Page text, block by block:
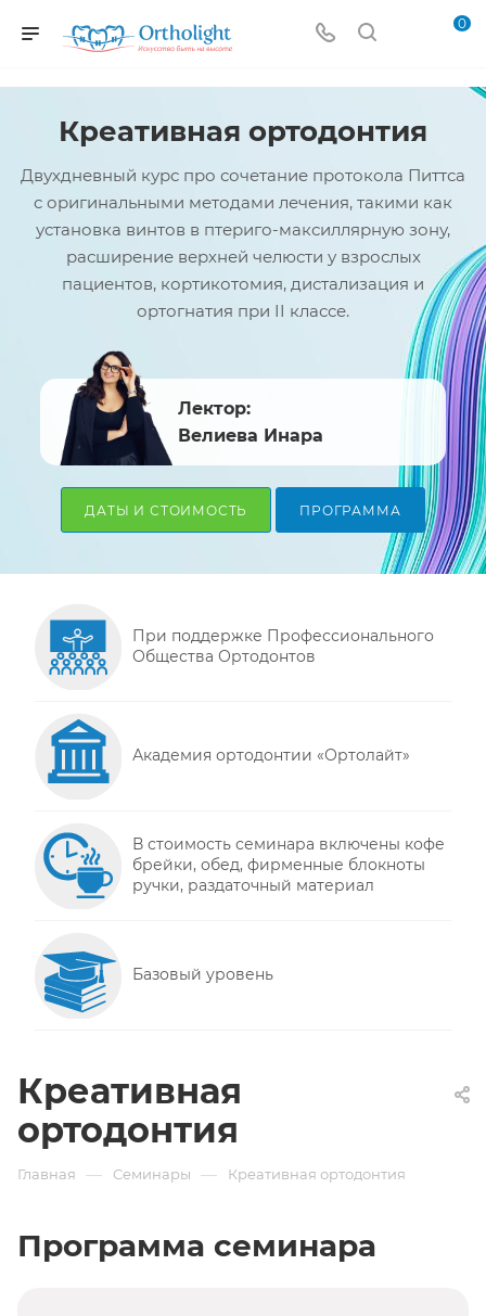
0
Креативная ортодонтия
Двухдневный курс про сочетание протокола Питтса
с оригинальными методами лечения, такими как
установка винтов в птериго-максиллярную зону,
расширение верхней челюсти у взрослых
пациентов, кортикотомия, дистализация и
ортогнатия при II классе.
Лектор:
Велиева Инара
ДАТЫ И СТОИМОСТЬ ПРОГРАММА
При поддержке Профессионального
Общества Ортодонтов
Академия ортодонтии «Ортолайт»
В стоимость семинара включены кофе
брейки, обед, фирменные блокноты
ручки, раздаточный материал
Базовый уровень
Креативная
ортодонтия
Главная — Семинары — Креативная ортодонтия
Программа семинара